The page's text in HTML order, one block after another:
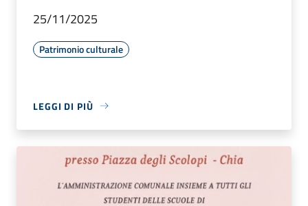
25/11/2025
Patrimonio culturale
LEGGI DI PIÙ